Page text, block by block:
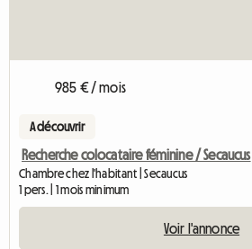
985 € / mois
A découvrir
Recherche colocataire féminine / Secaucus
Chambre chez l'habitant | Secaucus
1 pers. | 1 mois minimum
Voir l'annonce